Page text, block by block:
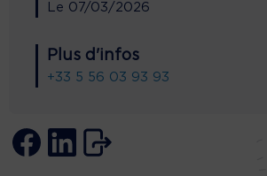
Le 07/03/2026
Plus d'infos
+33 5 56 03 93 93